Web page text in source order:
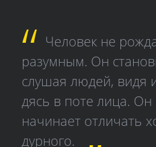
Человек не
разумным. Он
слушая людей, видя
дясь в поте лица. Он
начинает отличать
дурного.